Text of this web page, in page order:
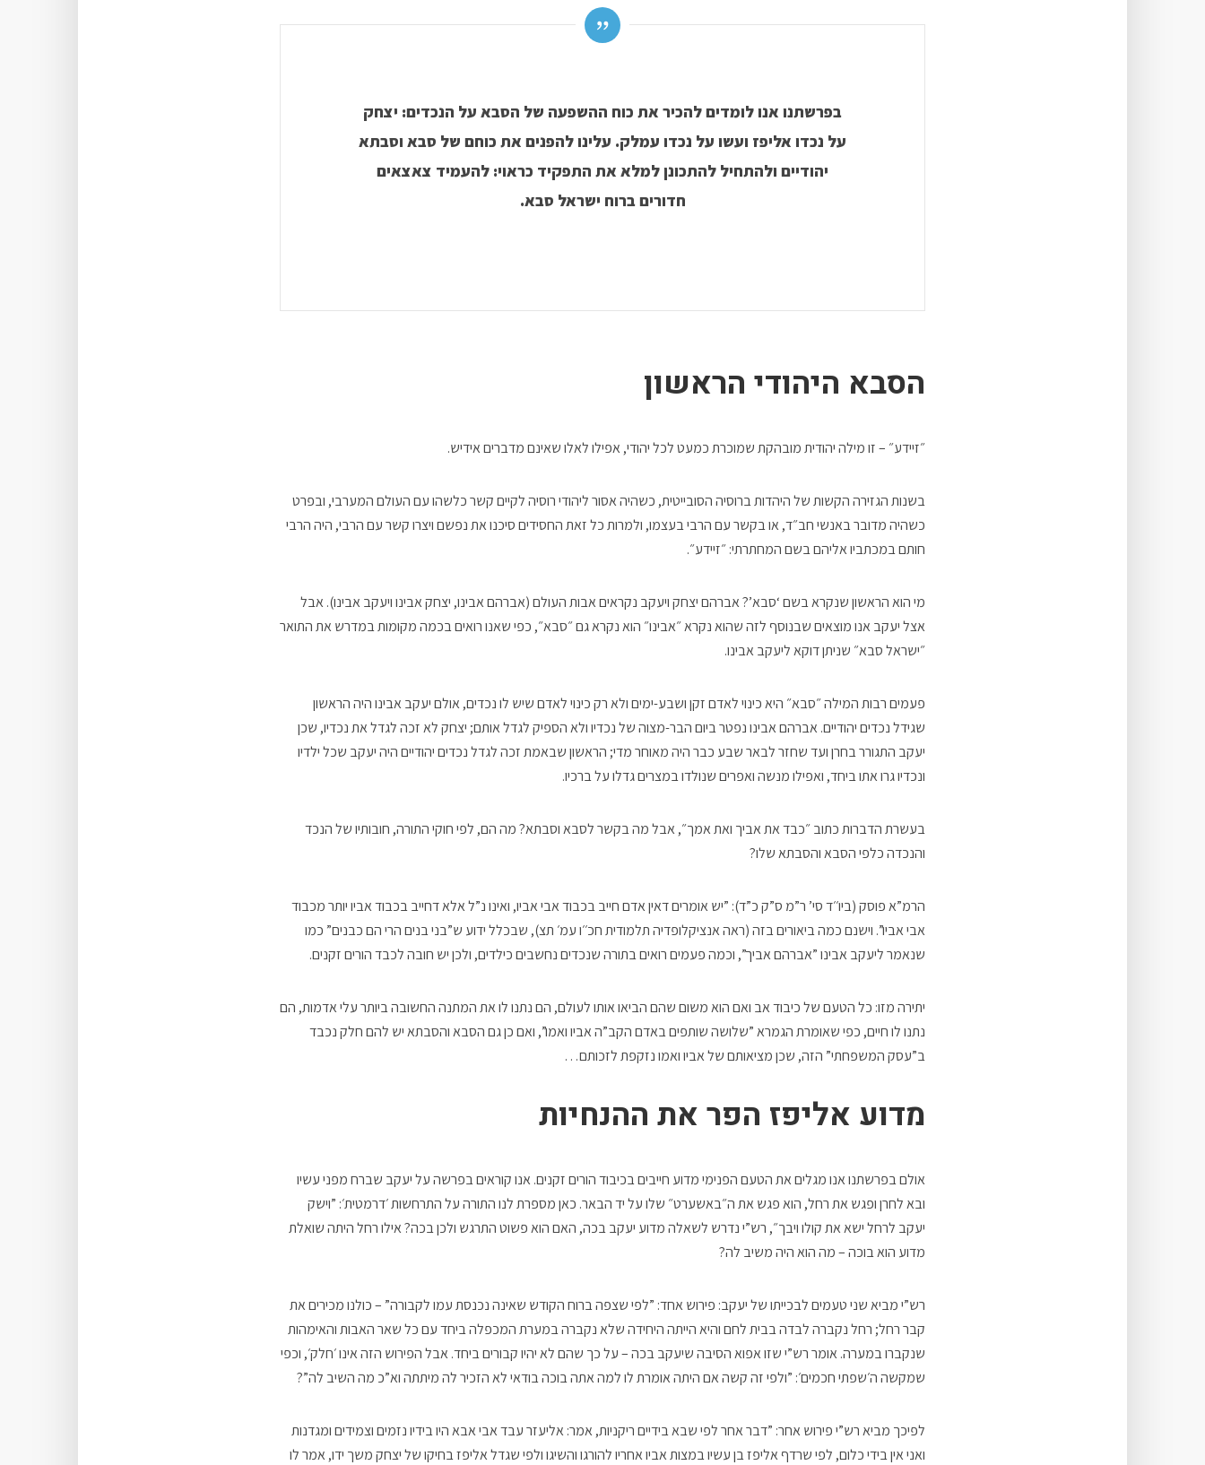
בפרשתנו אנו לומדים להכיר את כוח ההשפעה של הסבא על הנכדים: יצחק
על נכדו אליפז ועשו על נכדו עמלק. עלינו להפנים את כוחם של סבא וסבתא
יהודיים ולהתחיל להתכונן למלא את התפקיד כראוי: להעמיד צאצאים
חדורים ברוח ישראל סבא.
הסבא היהודי הראשון
״זיידע״ – זו מילה יהודית מובהקת שמוכרת כמעט לכל יהודי, אפילו לאלו שאינם מדברים אידיש.
בשנות הגזירה הקשות של היהדות ברוסיה הסובייטית, כשהיה אסור ליהודי רוסיה לקיים קשר כלשהו עם העולם המערבי, ובפרט
כשהיה מדובר באנשי חב״ד, או בקשר עם הרבי בעצמו, ולמרות כל זאת החסידים סיכנו את נפשם ויצרו קשר עם הרבי, היה הרבי
חותם במכתביו אליהם בשם המחתרתי: ״זיידע״.
מי הוא הראשון שנקרא בשם ‘סבא’? אברהם יצחק ויעקב נקראים אבות העולם (אברהם אבינו, יצחק אבינו ויעקב אבינו). אבל
אצל יעקב אנו מוצאים שבנוסף לזה שהוא נקרא ״אבינו״ הוא נקרא גם ״סבא״, כפי שאנו רואים בכמה מקומות במדרש את התואר
״ישראל סבא״ שניתן דוקא ליעקב אבינו.
פעמים רבות המילה ״סבא״ היא כינוי לאדם זקן ושבע-ימים ולא רק כינוי לאדם שיש לו נכדים, אולם יעקב אבינו היה הראשון
שגידל נכדים יהודיים. אברהם אבינו נפטר ביום הבר-מצוה של נכדיו ולא הספיק לגדל אותם; יצחק לא זכה לגדל את נכדיו, שכן
יעקב התגורר בחרן ועד שחזר לבאר שבע כבר היה מאוחר מדי; הראשון שבאמת זכה לגדל נכדים יהודיים היה יעקב שכל ילדיו
ונכדיו גרו אתו ביחד, ואפילו מנשה ואפרים שנולדו במצרים גדלו על ברכיו.
בעשרת הדברות כתוב ״כבד את אביך ואת אמך״, אבל מה בקשר לסבא וסבתא? מה הם, לפי חוקי התורה, חובותיו של הנכד
והנכדה כלפי הסבא והסבתא שלו?
הרמ”א פוסק (ביו׳׳ד סי’ ר”מ ס”ק כ”ד): ”יש אומרים דאין אדם חייב בכבוד אבי אביו, ואינו נ”ל אלא דחייב בכבוד אביו יותר מכבוד
אבי אביו”. וישנם כמה ביאורים בזה (ראה אנציקלופדיה תלמודית חכ׳׳ו עמ׳ תצ), שבכלל ידוע ש”בני בנים הרי הם כבנים” כמו
שנאמר ליעקב אבינו ”אברהם אביך”, וכמה פעמים רואים בתורה שנכדים נחשבים כילדים, ולכן יש חובה לכבד הורים זקנים.
יתירה מזו: כל הטעם של כיבוד אב ואם הוא משום שהם הביאו אותו לעולם, הם נתנו לו את המתנה החשובה ביותר עלי אדמות, הם
נתנו לו חיים, כפי שאומרת הגמרא ”שלושה שותפים באדם הקב”ה אביו ואמו”, ואם כן גם הסבא והסבתא יש להם חלק נכבד
ב”עסק המשפחתי” הזה, שכן מציאותם של אביו ואמו נזקפת לזכותם…
מדוע אליפז הפר את ההנחיות
אולם בפרשתנו אנו מגלים את הטעם הפנימי מדוע חייבים בכיבוד הורים זקנים. אנו קוראים בפרשה על יעקב שברח מפני עשיו
ובא לחרן ופגש את רחל, הוא פגש את ה״באשערט״ שלו על יד הבאר. כאן מספרת לנו התורה על התרחשות ׳דרמטית׳: ”וישק
יעקב לרחל ישא את קולו ויבך״, רש”י נדרש לשאלה מדוע יעקב בכה, האם הוא פשוט התרגש ולכן בכה? אילו רחל היתה שואלת
מדוע הוא בוכה – מה הוא היה משיב לה?
רש”י מביא שני טעמים לבכייתו של יעקב: פירוש אחד: ”לפי שצפה ברוח הקודש שאינה נכנסת עמו לקבורה” – כולנו מכירים את
קבר רחל; רחל נקברה לבדה בבית לחם והיא הייתה היחידה שלא נקברה במערת המכפלה ביחד עם כל שאר האבות והאימהות
שנקברו במערה. אומר רש”י שזו אפוא הסיבה שיעקב בכה – על כך שהם לא יהיו קבורים ביחד. אבל הפירוש הזה אינו ׳חלק׳, וכפי
שמקשה ה׳שפתי חכמים׳: ”ולפי זה קשה אם היתה אומרת לו למה אתה בוכה בודאי לא הזכיר לה מיתתה וא”כ מה השיב לה”?
לפיכך מביא רש”י פירוש אחר: ”דבר אחר לפי שבא בידיים ריקניות, אמר: אליעזר עבד אבי אבא היו בידיו נזמים וצמידים ומגדנות
ואני אין בידי כלום, לפי שרדף אליפז בן עשיו במצות אביו אחריו להורגו והשיגו ולפי שגדל אליפז בחיקו של יצחק משך ידו, אמר לו